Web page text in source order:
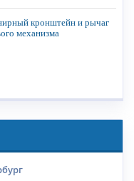
кронштейн и рычаг
механизма